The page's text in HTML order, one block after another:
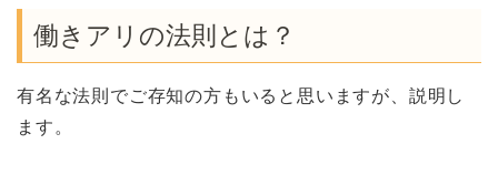
働きアリの法則とは？
有名な法則でご存知の方もいると思いますが、説明し
ます。